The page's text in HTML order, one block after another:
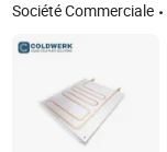
Société Commerciale